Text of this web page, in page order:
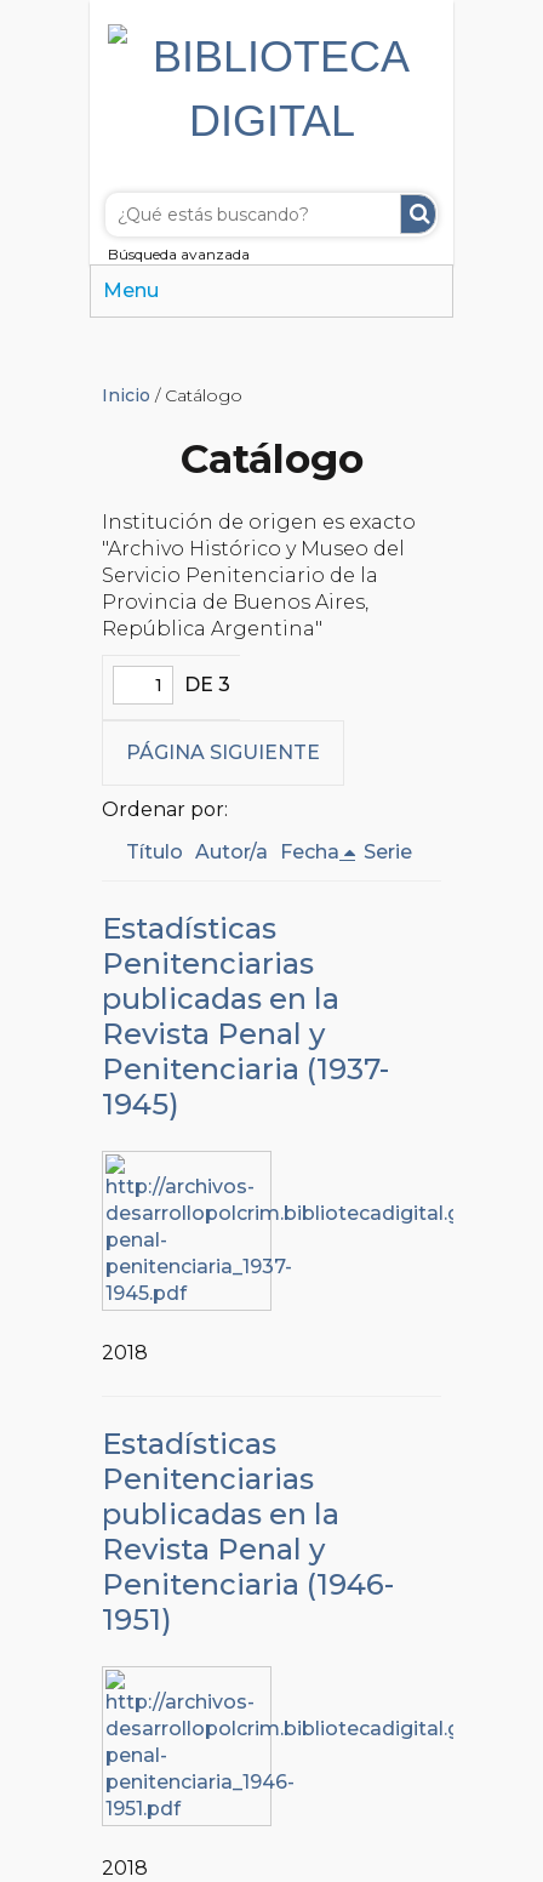
Búsqueda avanzada
Menu
Inicio / Catálogo
Catálogo
Institución de origen es exacto
"Archivo Histórico y Museo del
Servicio Penitenciario de la
Provincia de Buenos Aires,
República Argentina"
DE 3
PÁGINA SIGUIENTE
Ordenar por:
Título Autor/a Fecha Serie
Estadísticas
Penitenciarias
publicadas en la
Revista Penal y
Penitenciaria (1937-
1945)
2018
Estadísticas
Penitenciarias
publicadas en la
Revista Penal y
Penitenciaria (1946-
1951)
2018